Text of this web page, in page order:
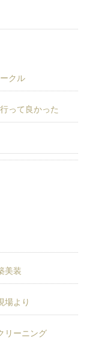
クル
って良かった
美装
場より
リーニング